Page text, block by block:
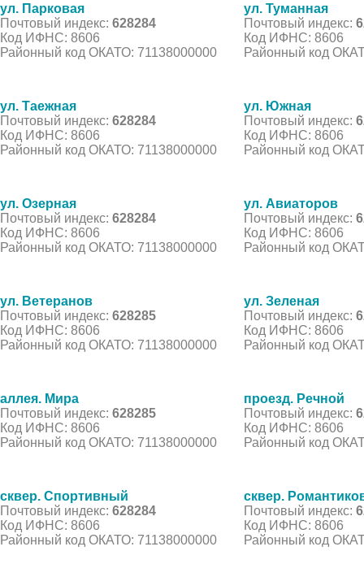
ул. Парковая
Почтовый индекс: 628284
Код ИФНС: 8606
Районный код ОКАТО: 71138000000
ул. Туманная
Почтовый индекс:
Код ИФНС: 8606
Районный код
ул. Таежная
Почтовый индекс: 628284
Код ИФНС: 8606
Районный код ОКАТО: 71138000000
ул. Южная
Почтовый индекс:
Код ИФНС: 8606
Районный код
ул. Озерная
Почтовый индекс: 628284
Код ИФНС: 8606
Районный код ОКАТО: 71138000000
ул. Авиаторов
Почтовый индекс:
Код ИФНС: 8606
Районный код
ул. Ветеранов
Почтовый индекс: 628285
Код ИФНС: 8606
Районный код ОКАТО: 71138000000
ул. Зеленая
Почтовый индекс:
Код ИФНС: 8606
Районный код
аллея. Мира
Почтовый индекс: 628285
Код ИФНС: 8606
Районный код ОКАТО: 71138000000
проезд. Речной
Почтовый индекс:
Код ИФНС: 8606
Районный код
сквер. Спортивный
Почтовый индекс: 628284
Код ИФНС: 8606
Районный код ОКАТО: 71138000000
сквер.
Почтовый индекс:
Код ИФНС: 8606
Районный код